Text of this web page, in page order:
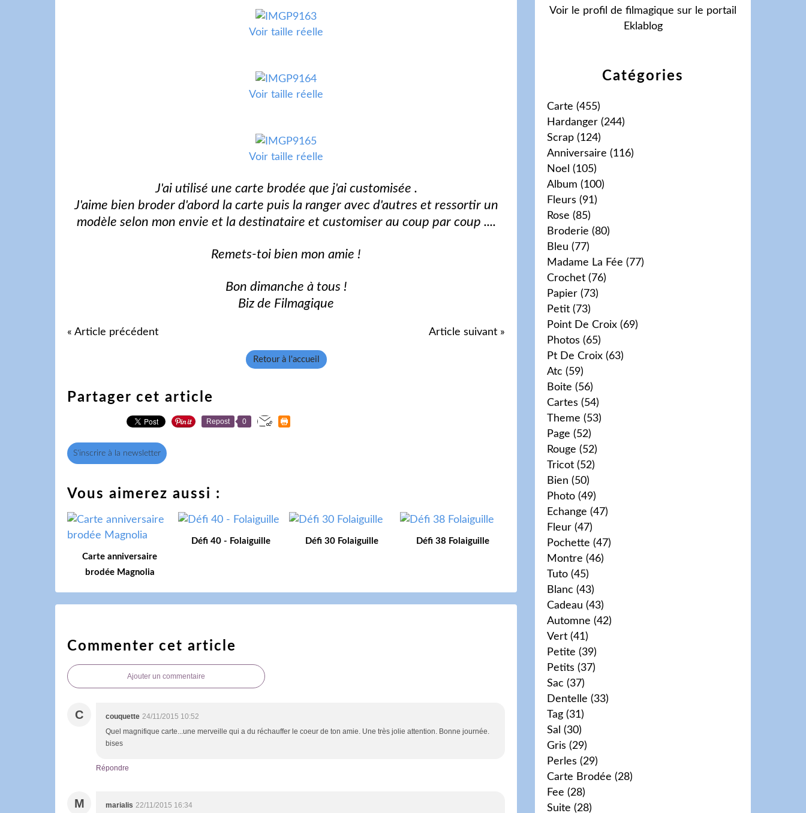
Voir taille réelle
Voir taille réelle
Voir taille réelle
J'ai utilisé une carte brodée que j'ai customisée .
J'aime bien broder d'abord la carte puis la ranger avec d'autres et ressortir un
modèle selon mon envie et la destinataire et customiser au coup par coup ....
Remets-toi bien mon amie !
Bon dimanche à tous !
Biz de Filmagique
« Article précédent Article suivant »
Retour à l'accueil
Partager cet article
Repost 0
S'inscrire à la newsletter
Vous aimerez aussi :
Carte anniversaire
brodée Magnolia
Défi 40 - Folaiguille Défi 30 Folaiguille Défi 38 Folaiguille
Commenter cet article
Ajouter un commentaire
C couquette 24/11/2015 10:52
Quel magnifique carte...une merveille qui a du réchauffer le coeur de ton amie. Une très jolie attention. Bonne journée.
bises
Répondre
M marialis 22/11/2015 16:34
Catégories
Carte (455)
Hardanger (244)
Scrap (124)
Anniversaire (116)
Noel (105)
Album (100)
Fleurs (91)
Rose (85)
Broderie (80)
Bleu (77)
Madame La Fée (77)
Crochet (76)
Papier (73)
Petit (73)
Point De Croix (69)
Photos (65)
Pt De Croix (63)
Atc (59)
Boite (56)
Cartes (54)
Theme (53)
Page (52)
Rouge (52)
Tricot (52)
Bien (50)
Photo (49)
Echange (47)
Fleur (47)
Pochette (47)
Montre (46)
Tuto (45)
Blanc (43)
Cadeau (43)
Automne (42)
Vert (41)
Petite (39)
Petits (37)
Sac (37)
Dentelle (33)
Tag (31)
Sal (30)
Gris (29)
Perles (29)
Carte Brodée (28)
Fee (28)
Suite (28)
Voir le profil de filmagique sur le portail
Eklablog